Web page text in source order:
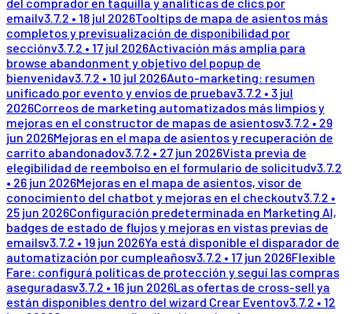
emailv3.7.2 • 18 jul 2026Tooltips de mapa de asientos más
completos y previsualización de disponibilidad por
secciónv3.7.2 • 17 jul 2026Activación más amplia para
browse abandonment y objetivo del popup de
bienvenidav3.7.2 • 10 jul 2026Auto-marketing: resumen
unificado por evento y envíos de pruebav3.7.2 • 3 jul
2026Correos de marketing automatizados más limpios y
mejoras en el constructor de mapas de asientosv3.7.2 • 29
jun 2026Mejoras en el mapa de asientos y recuperación de
carrito abandonadov3.7.2 • 27 jun 2026Vista previa de
elegibilidad de reembolso en el formulario de solicitudv3.7.2
• 26 jun 2026Mejoras en el mapa de asientos, visor de
conocimiento del chatbot y mejoras en el checkoutv3.7.2 •
25 jun 2026Configuración predeterminada en Marketing AI,
badges de estado de flujos y mejoras en vistas previas de
emailsv3.7.2 • 19 jun 2026Ya está disponible el disparador de
automatización por cumpleañosv3.7.2 • 17 jun 2026Flexible
Fare: configurá políticas de protección y seguí las compras
aseguradasv3.7.2 • 16 jun 2026Las ofertas de cross-sell ya
están disponibles dentro del wizard Crear Eventov3.7.2 • 12